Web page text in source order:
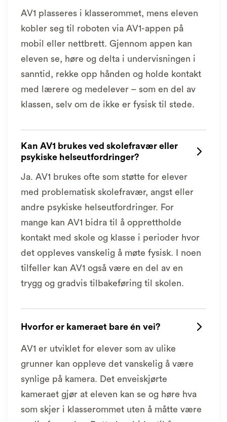
AV1 plasseres i klasserommet, mens eleven
kobler seg til roboten via AV1-appen på
mobil eller nettbrett. Gjennom appen kan
eleven se, høre og delta i undervisningen i
sanntid, rekke opp hånden og holde kontakt
med lærere og medelever – som en del av
klassen, selv om de ikke er fysisk til stede.
Kan AV1 brukes ved skolefravær eller
psykiske helseutfordringer?

Ja. AV1 brukes ofte som støtte for elever
med problematisk skolefravær, angst eller
andre psykiske helseutfordringer. For
mange kan AV1 bidra til å opprettholde
kontakt med skole og klasse i perioder hvor
det oppleves vanskelig å møte fysisk. I noen
tilfeller kan AV1 også være en del av en
trygg og gradvis tilbakeføring til skolen.
Hvorfor er kameraet bare én vei? 
AV1 er utviklet for elever som av ulike
grunner kan oppleve det vanskelig å være
synlige på kamera. Det enveiskjørte
kameraet gjør at eleven kan se og høre hva
som skjer i klasserommet uten å måtte være